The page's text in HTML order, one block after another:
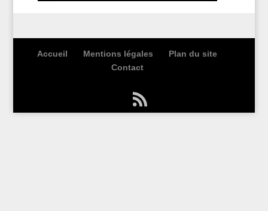
Accueil Mentions légales
Plan du site
Contact